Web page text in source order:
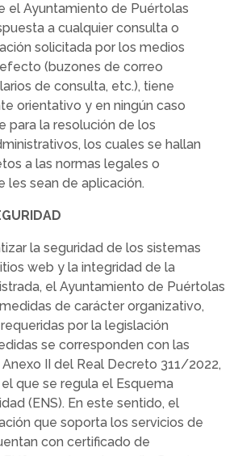
el Ayuntamiento de Puértolas
a cualquier consulta o
solicitada por los medios
(buzones de correo
de consulta, etc.), tiene
orientativo y en ningún caso
para la resolución de los
los cuales se hallan
a las normas legales o
les sean de aplicación.
la seguridad de los sistemas
web y la integridad de la
el Ayuntamiento de Puértolas
de carácter organizativo,
por la legislación
se corresponden con las
II del Real Decreto 311/2022,
que se regula el Esquema
(ENS). En este sentido, el
que soporta los servicios de
con certificado de